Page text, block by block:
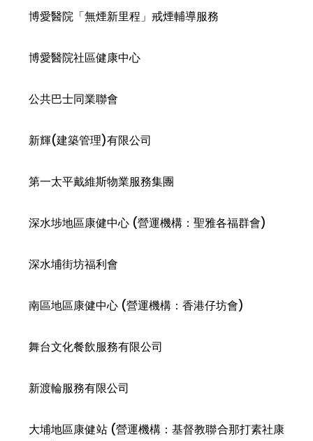
博愛醫院「無煙新里程」戒煙輔導服務
博愛醫院社區健康中心
公共巴士同業聯會
新輝(建築管理)有限公司
第一太平戴維斯物業服務集團
深水埗地區康健中心 (營運機構：聖雅各福群會)
深水埔街坊福利會
南區地區康健中心 (營運機構：香港仔坊會)
舞台文化餐飲服務有限公司
新渡輪服務有限公司
大埔地區康健站 (營運機構：基督教聯合那打素社康